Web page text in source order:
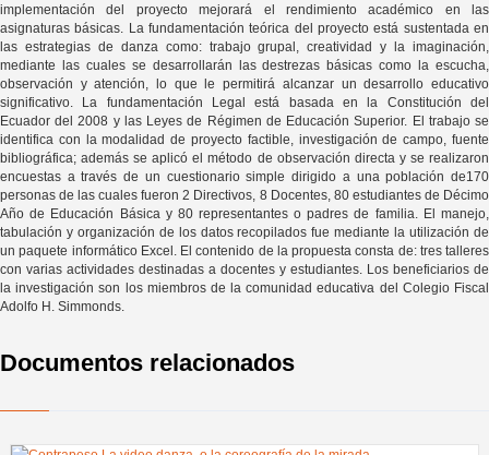
implementación del proyecto mejorará el rendimiento académico en las
asignaturas básicas. La fundamentación teórica del proyecto está sustentada en
las estrategias de danza como: trabajo grupal, creatividad y la imaginación,
mediante las cuales se desarrollarán las destrezas básicas como la escucha,
observación y atención, lo que le permitirá alcanzar un desarrollo educativo
significativo. La fundamentación Legal está basada en la Constitución del
Ecuador del 2008 y las Leyes de Régimen de Educación Superior. El trabajo se
identifica con la modalidad de proyecto factible, investigación de campo, fuente
bibliográfica; además se aplicó el método de observación directa y se realizaron
encuestas a través de un cuestionario simple dirigido a una población de170
personas de las cuales fueron 2 Directivos, 8 Docentes, 80 estudiantes de Décimo
Año de Educación Básica y 80 representantes o padres de familia. El manejo,
tabulación y organización de los datos recopilados fue mediante la utilización de
un paquete informático Excel. El contenido de la propuesta consta de: tres talleres
con varias actividades destinadas a docentes y estudiantes. Los beneficiarios de
la investigación son los miembros de la comunidad educativa del Colegio Fiscal
Adolfo H. Simmonds.
Documentos relacionados